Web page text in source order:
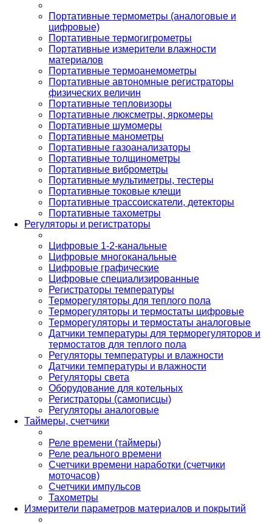
Портативные термометры (аналоговые и
цифровые)
Портативные термогигрометры
Портативные измерители влажности
материалов
Портативные термоанемометры
Портативные автономные регистраторы
физических величин
Портативные тепловизоры
Портативные люксметры, яркомеры
Портативные шумомеры
Портативные манометры
Портативные газоанализаторы
Портативные толщинометры
Портативные виброметры
Портативные мультиметры, тестеры
Портативные токовые клещи
Портативные трассоискатели, детекторы
Портативные тахометры
Регуляторы и регистраторы
Цифровые 1-2-канальные
Цифровые многоканальные
Цифровые графические
Цифровые специализированные
Регистраторы температуры
Терморегуляторы для теплого пола
Терморегуляторы и термостаты цифровые
Терморегуляторы и термостаты аналоговые
Датчики температуры для терморегуляторов и
термостатов для теплого пола
Регуляторы температуры и влажности
Датчики температуры и влажности
Регуляторы света
Оборудование для котельных
Регистраторы (самописцы)
Регуляторы аналоговые
Таймеры, счетчики
Реле времени (таймеры)
Реле реального времени
Счетчики времени наработки (счетчики
моточасов)
Счетчики импульсов
Тахометры
Измерители параметров материалов и покрытий